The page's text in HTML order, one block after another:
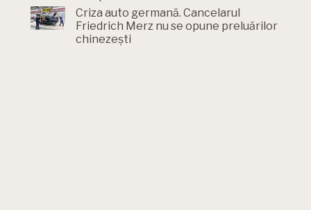
Criza auto germană. Cancelarul
Friedrich Merz nu se opune preluărilor
chinezești